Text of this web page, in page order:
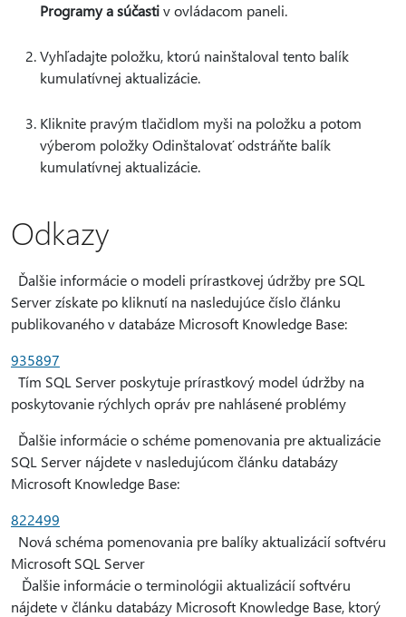
Programy a súčastiv ovládacom paneli.
Vyhľadajte položku, ktorú nainštaloval tento balík
kumulatívnej aktualizácie.
Kliknite pravým tlačidlom myši na položku a potom
výberom položky Odinštalovať odstráňte balík
kumulatívnej aktualizácie.
Odkazy
Ďalšie informácie o modeli prírastkovej údržby pre SQL
Server získate po kliknutí na nasledujúce číslo článku
publikovaného v databáze Microsoft Knowledge Base:
935897
Tím SQL Server poskytuje prírastkový model údržby na
poskytovanie rýchlych opráv pre nahlásené problémy
Ďalšie informácie o schéme pomenovania pre aktualizácie
SQL Server nájdete v nasledujúcom článku databázy
Microsoft Knowledge Base:
822499
Nová schéma pomenovania pre balíky aktualizácií softvéru
Microsoft SQL Server
Ďalšie informácie o terminológii aktualizácií softvéru
nájdete v článku databázy Microsoft Knowledge Base, ktorý